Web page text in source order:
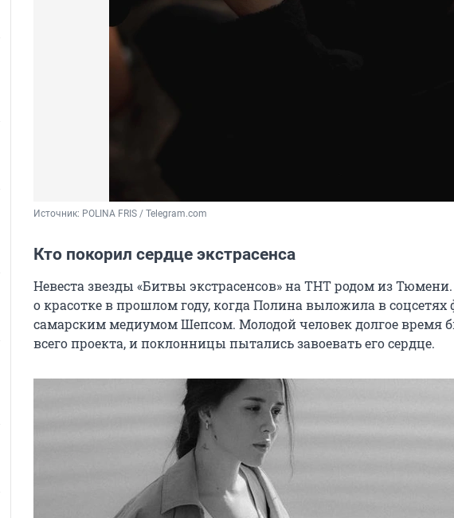
Источник: POLINA FRIS / Telegram.com
Кто покорил сердце экстрасенса
Невеста звезды «Битвы экстрасенсов» на ТНТ родом из
о красотке в прошлом году, когда Полина выложила в
самарским медиумом Шепсом. Молодой человек долгое время
всего проекта, и поклонницы пытались завоевать его сердце.